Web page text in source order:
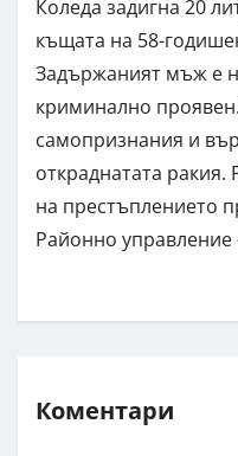
Коледа задигна 20
къщата на 58-
Задържаният мъж е
криминално
самопризнания и
откраднатата
на престъплението
Районно управление
Коментари